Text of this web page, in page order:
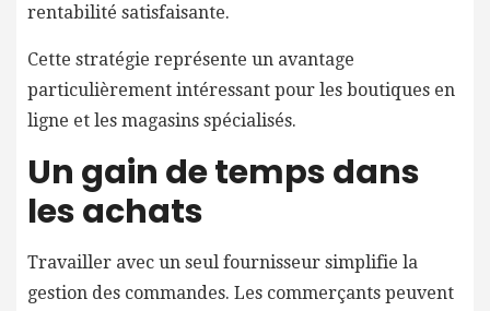
rentabilité satisfaisante.
Cette stratégie représente un avantage
particulièrement intéressant pour les boutiques en
ligne et les magasins spécialisés.
Un gain de temps dans
les achats
Travailler avec un seul fournisseur simplifie la
gestion des commandes. Les commerçants peuvent